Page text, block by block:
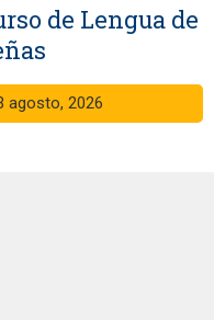
de Lengua de
agosto, 2026